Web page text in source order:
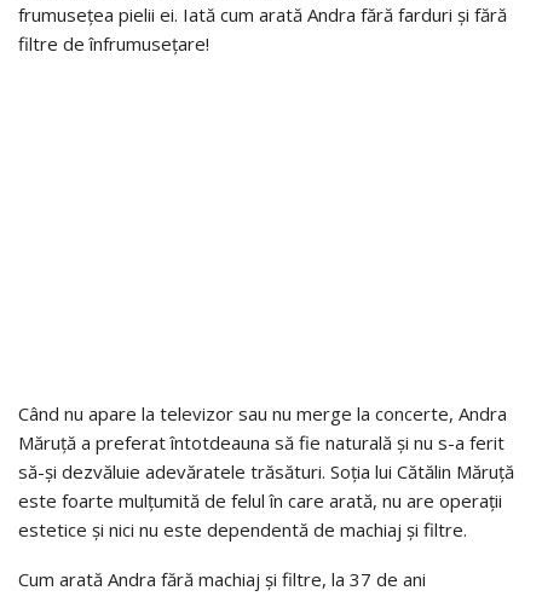
frumusețea pielii ei. Iată cum arată Andra fără farduri și fără
filtre de înfrumusețare!
Când nu apare la televizor sau nu merge la concerte, Andra
Măruță a preferat întotdeauna să fie naturală și nu s-a ferit
să-și dezvăluie adevăratele trăsături. Soția lui Cătălin Măruță
este foarte mulțumită de felul în care arată, nu are operații
estetice și nici nu este dependentă de machiaj și filtre.
Cum arată Andra fără machiaj și filtre, la 37 de ani